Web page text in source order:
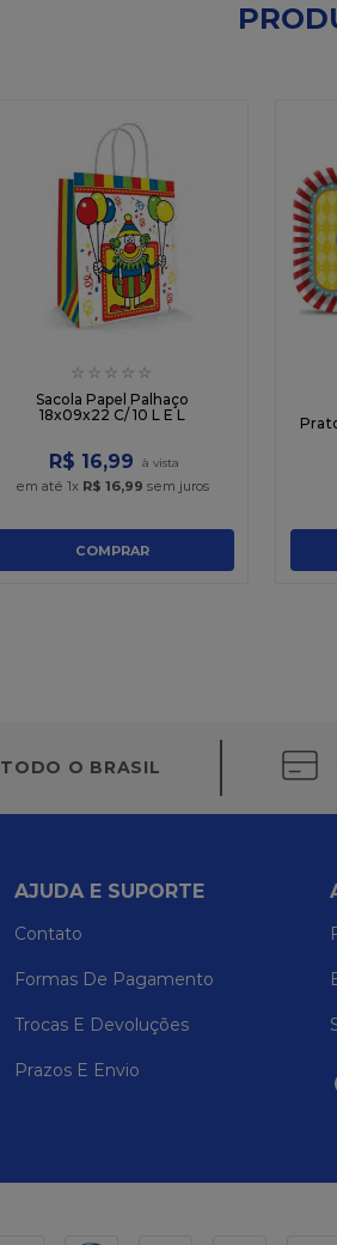
☆ ☆ ☆ ☆ ☆
Sacola Papel Palhaço
18x09x22 C/ 10 L E L
R$ 16,99
em até 1x R$ 16,99 sem juros
COMPRAR
TODO O BRASIL
AJUDA E SUPORTE
Contato
Formas De Pagamento
Trocas E Devoluções
Prazos E Envio